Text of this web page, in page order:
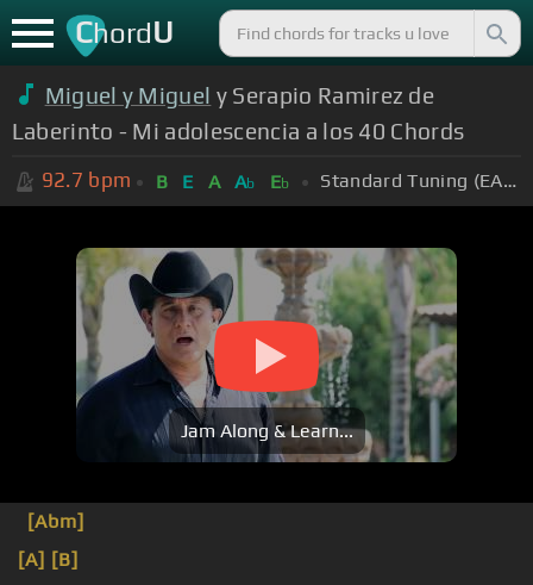
ChordU
Miguel y Miguel y Serapio Ramirez de
Laberinto - Mi adolescencia a los 40 Chords
92.7 bpm B E A Ab Eb Standard Tuning (EADGBE)
Jam Along & Learn...
[Abm]
[A] [B]